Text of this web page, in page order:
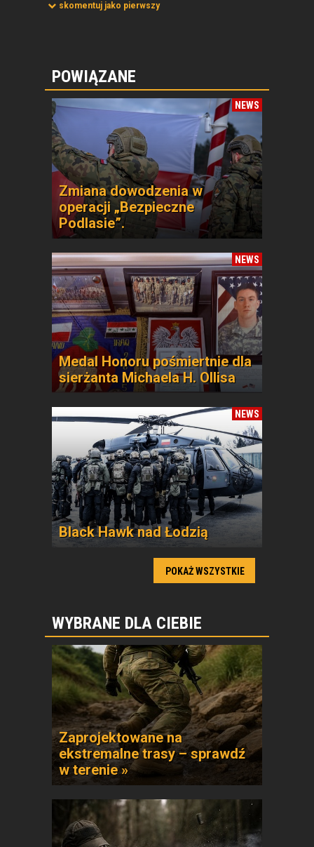
skomentuj jako pierwszy
POWIĄZANE
NEWS
Zmiana dowodzenia w
operacji „Bezpieczne
Podlasie”.
NEWS
Medal Honoru pośmiertnie dla
sierżanta Michaela H. Ollisa
NEWS
Black Hawk nad Łodzią
POKAŻ WSZYSTKIE
WYBRANE DLA CIEBIE
Zaprojektowane na
ekstremalne trasy – sprawdź
w terenie »